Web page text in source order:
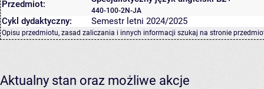
Przedmiot:
440-100-2N-JA
Cykl dydaktyczny: Semestr letni 2024/2025
Opisu przedmiotu, zasad zaliczania i innych informacji szukaj na stronie
Aktualny stan oraz możliwe akcje